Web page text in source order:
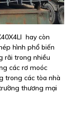
hay còn
hình phổ biến
rãi trong nhiều
các rơ moóc
trong các tòa nhà
thương mại